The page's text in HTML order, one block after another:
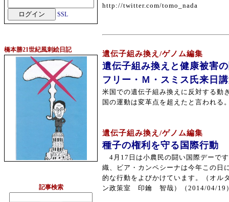
SSL
橋本勝21世紀風刺絵日記
記事検索
http://twitter.com/tomo_nada
遺伝子組み換え/ゲノム編集
遺伝子組み換えと健康被害
フリー・Ｍ・スミス氏来日
米国での遺伝子組み換えに反対する動
国の運動は変革点を超えたと言われる
遺伝子組み換え/ゲノム編集
種子の権利を守る国際行動
4月17日は小農民の闘い国際デーで
織、ビア・カンペシーナは今年この日
的な行動をよびかけています。（オル
ン政策室 印鑰 智哉）（2014/04/19